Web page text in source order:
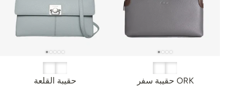
حقيبة القلعة حقيبة سفر ORK